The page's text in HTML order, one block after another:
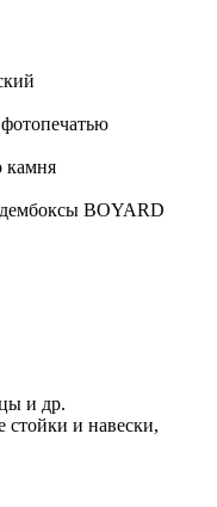
камня
BOYARD
и др.
и навески,